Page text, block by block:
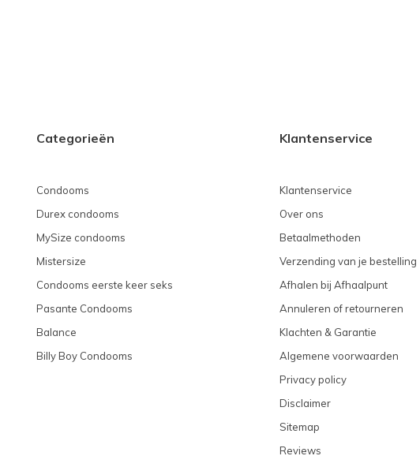
Categorieën
Condooms
Durex condooms
MySize condooms
Mistersize
Condooms eerste keer seks
Pasante Condooms
Balance
Billy Boy Condooms
Klantenservice
Klantenservice
Over ons
Betaalmethoden
Verzending van je bestelling
Afhalen bij Afhaalpunt
Annuleren of retourneren
Klachten & Garantie
Algemene voorwaarden
Privacy policy
Disclaimer
Sitemap
Reviews